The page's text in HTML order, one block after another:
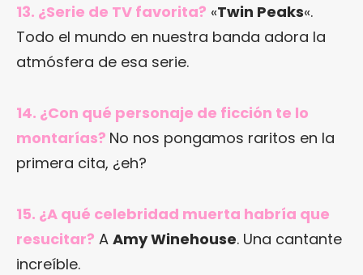
13. ¿Serie de TV favorita? «Twin Peaks«.
Todo el mundo en nuestra banda adora la
atmósfera de esa serie.
14. ¿Con qué personaje de ficción te lo
montarías? No nos pongamos raritos en la
primera cita, ¿eh?
15. ¿A qué celebridad muerta habría que
resucitar? A Amy Winehouse. Una cantante
increíble.